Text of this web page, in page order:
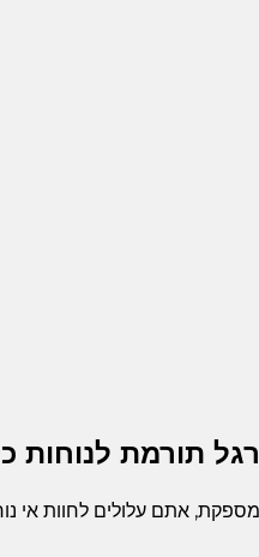
תורמת לנוחות
אתם עלולים לחוות אי